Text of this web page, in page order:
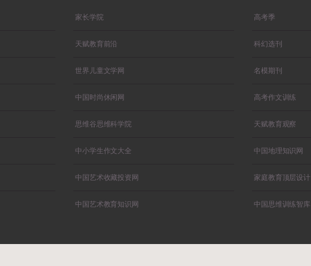
家长学院
天赋教育前沿
世界儿童文学网
中国时尚休闲网
思维谷思维科学院
中小学生作文大全
中国艺术收藏投资网
中国艺术教育知识网
高考季
科幻选刊
名模期刊
高考作文训练
天赋教育观察
中国地理知识网
家庭教育顶层设计
中国思维训练智库